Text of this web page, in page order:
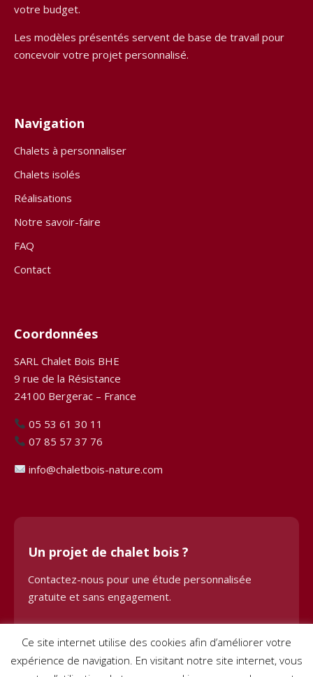
votre budget.
Les modèles présentés servent de base de travail pour
concevoir votre projet personnalisé.
Navigation
Chalets à personnaliser
Chalets isolés
Réalisations
Notre savoir-faire
FAQ
Contact
Coordonnées
SARL Chalet Bois BHE
9 rue de la Résistance
24100 Bergerac – France
05 53 61 30 11
07 85 57 37 76
info@chaletbois-nature.com
Un projet de chalet bois ?
Contactez-nous pour une étude personnalisée
gratuite et sans engagement.
Demander une étude
Ce site internet utilise des cookies afin d’améliorer votre
expérience de navigation. En visitant notre site internet, vous